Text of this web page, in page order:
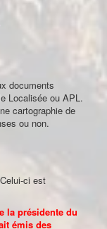
documents
Localisée ou APL.
cartographie de
ou non.
ci est
la présidente du
émis des